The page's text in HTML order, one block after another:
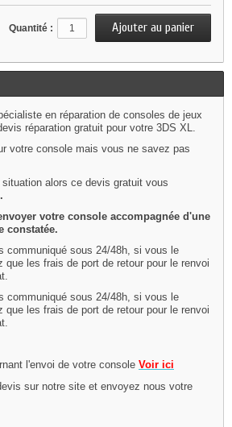
Quantité :
en réparation de consoles de jeux
réparation gratuit pour votre 3DS XL.
votre console mais vous ne savez pas
alors ce devis gratuit vous
.
votre console accompagnée d'une
constatée.
communiqué sous 24/48h, si vous le
que les frais de port de retour pour le renvoi
communiqué sous 24/48h, si vous le
que les frais de port de retour pour le renvoi
l'envoi de votre console Voir ici
sur notre site et envoyez nous votre